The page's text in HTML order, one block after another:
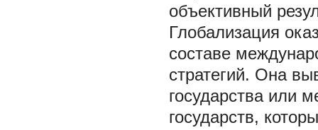
объективный
Глобализация
составе
стратегий. Она
государства или
государств,